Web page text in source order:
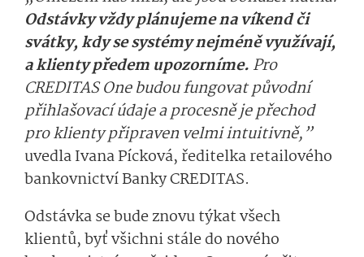
Odstávky vždy plánujeme na víkend či
svátky, kdy se systémy nejméně využívají,
a klienty předem upozorníme. Pro
CREDITAS One budou fungovat původní
přihlašovací údaje a procesně je přechod
pro klienty připraven velmi intuitivně,”
uvedla Ivana Pícková, ředitelka retailového
bankovnictví Banky CREDITAS.
Odstávka se bude znovu týkat všech
klientů, byť všichni stále do nového